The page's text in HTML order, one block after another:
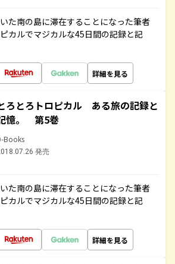
た南の島に滞在することになった筆者
カルでマジカルな45日間の記録と記
詳細を見る
ろとろトロピカル ある旅の記録と
憶。 第5巻
Books
発売
た南の島に滞在することになった筆者
カルでマジカルな45日間の記録と記
詳細を見る